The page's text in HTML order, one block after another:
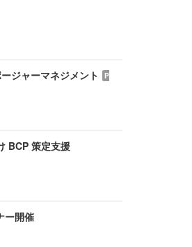
ジャーマネジメント
P
BCP 策定支援
ー開催